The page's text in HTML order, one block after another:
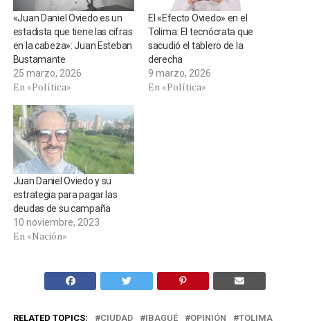
«Juan Daniel Oviedo es un
estadista que tiene las cifras
en la cabeza»: Juan Esteban
Bustamante
25 marzo, 2026
En «Política»
El «Efecto Oviedo» en el
Tolima: El tecnócrata que
sacudió el tablero de la
derecha
9 marzo, 2026
En «Política»
Juan Daniel Oviedo y su
estrategia para pagar las
deudas de su campaña
10 noviembre, 2023
En «Nación»
RELATED TOPICS: CIUDAD IBAGUÉ OPINIÓN TOLIMA